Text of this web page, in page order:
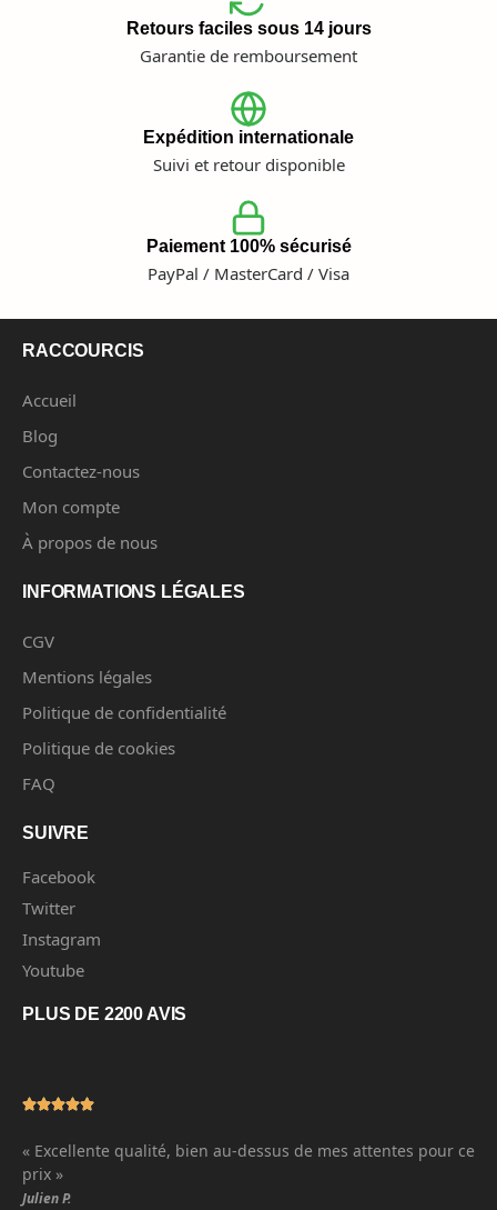
Retours faciles sous 14 jours
Garantie de remboursement
Expédition internationale
Suivi et retour disponible
Paiement 100% sécurisé
PayPal / MasterCard / Visa
RACCOURCIS
Accueil
Blog
Contactez-nous
Mon compte
À propos de nous
INFORMATIONS LÉGALES
CGV
Mentions légales
Politique de confidentialité
Politique de cookies
FAQ
SUIVRE
Facebook
Twitter
Instagram
Youtube
PLUS DE 2200 AVIS
« Excellente qualité, bien au-dessus de mes attentes pour ce
prix »
Julien P.